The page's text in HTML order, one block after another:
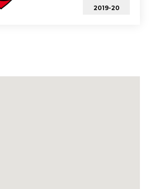
2019-20